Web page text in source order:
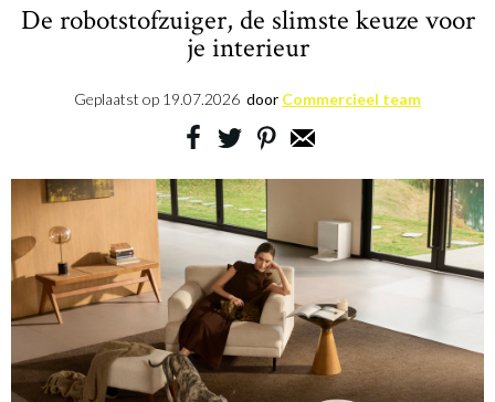
De robotstofzuiger, de slimste keuze voor
je interieur
Geplaatst op 19.07.2026 door Commercieel team